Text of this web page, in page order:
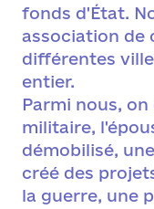
fonds d'État.
association de
différentes
entier.
Parmi nous,
militaire,
démobilisé,
créé des
la guerre, une